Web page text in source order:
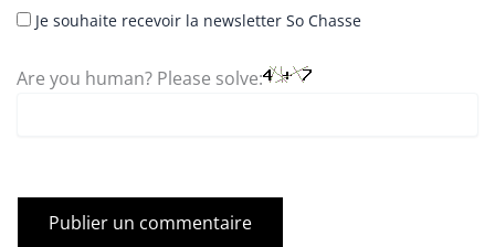
Je souhaite recevoir la newsletter So Chasse
Are you human? Please solve: